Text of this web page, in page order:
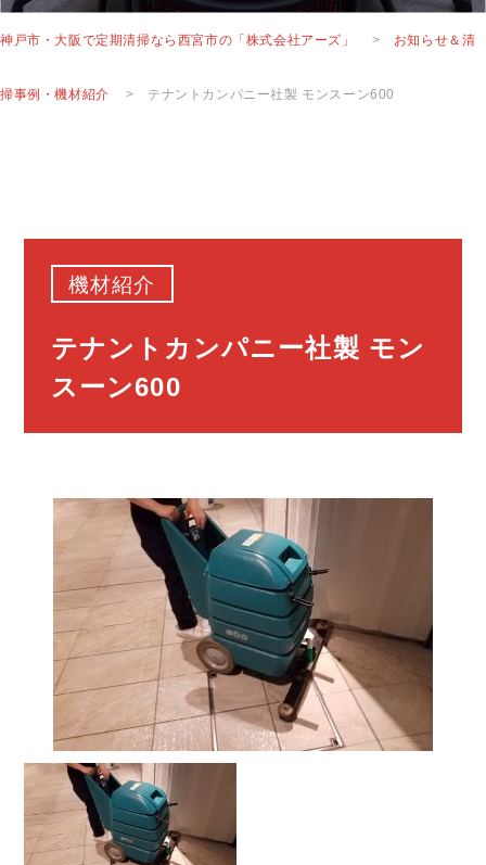
神戸市・大阪で定期清掃なら西宮市の「株式会社アーズ」 > お知らせ＆清
掃事例・機材紹介 > テナントカンパニー社製 モンスーン600
機材紹介
テナントカンパニー社製 モン
スーン600